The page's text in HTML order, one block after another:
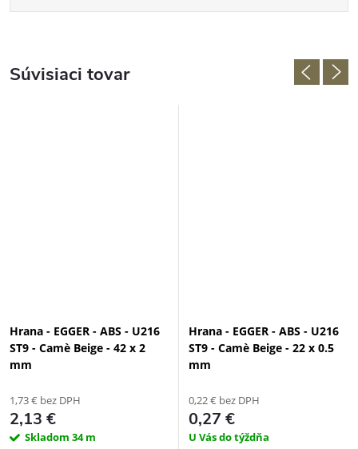
Súvisiaci tovar
Hrana - EGGER - ABS - U216
ST9 - Camè Beige - 42 x 2
mm
1,73 € bez DPH
2,13 €
Skladom 34 m
Hrana - EGGER - ABS - U216
ST9 - Camè Beige - 22 x 0.5
mm
0,22 € bez DPH
0,27 €
U Vás do týždňa